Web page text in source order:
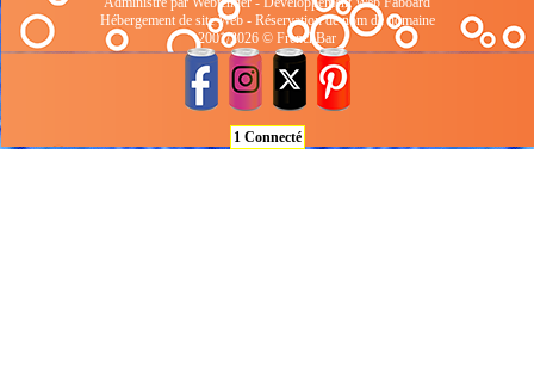
Hébergement de site Web- Réservation de nom de domaine
2001/2026 © FrenchBar
1 Connecté